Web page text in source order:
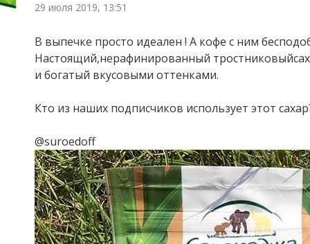
29 июля 2019, 13:51
В выпечке просто идеален ! А кофе с ним
Настоящий,нерафинированный
и богатый вкусовыми оттенками.
Кто из наших подписчиков использует этот
@suroedoff